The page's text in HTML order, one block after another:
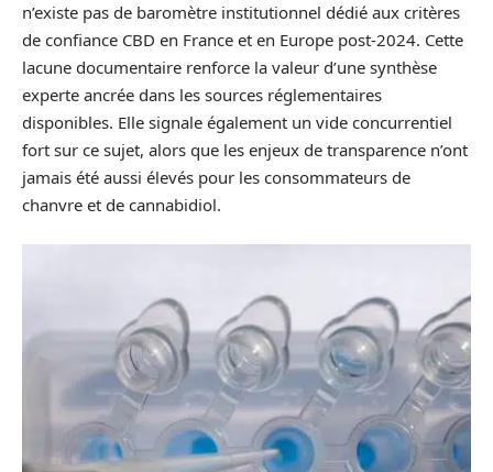
n’existe pas de baromètre institutionnel dédié aux critères
de confiance CBD en France et en Europe post-2024. Cette
lacune documentaire renforce la valeur d’une synthèse
experte ancrée dans les sources réglementaires
disponibles. Elle signale également un vide concurrentiel
fort sur ce sujet, alors que les enjeux de transparence n’ont
jamais été aussi élevés pour les consommateurs de
chanvre et de cannabidiol.